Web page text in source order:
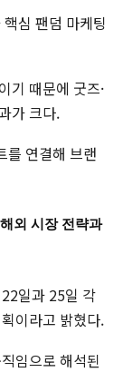
심 팬덤 마케팅
기 때문에 굿즈·
가 크다.
를 연결해 브랜
외 시장 전략과
일과 25일 각
이라고 밝혔다.
임으로 해석된